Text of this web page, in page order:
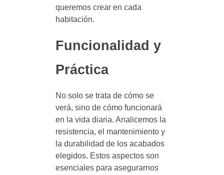
queremos crear en cada
habitación.
Funcionalidad y
Práctica
No solo se trata de cómo se
verá, sino de cómo funcionará
en la vida diaria. Analicemos la
resistencia, el mantenimiento y
la durabilidad de los acabados
elegidos. Estos aspectos son
esenciales para asegurarnos